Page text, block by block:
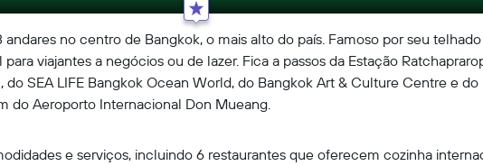
no centro de Bangkok, o mais alto do país. Famoso por seu
viajantes a negócios ou de lazer. Fica a passos da Estação
SEA LIFE Bangkok Ocean World, do Bangkok Art & Culture Centre e
do Aeroporto Internacional Don Mueang.
e serviços, incluindo 6 restaurantes que oferecem cozinha